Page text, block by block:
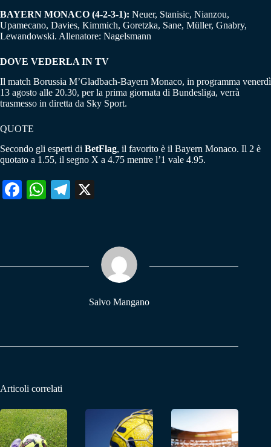
BAYERN MONACO (4-2-3-1): Neuer, Stanisic, Nianzou,
Upamecano, Davies, Kimmich, Goretzka, Sane, Müller, Gnabry,
Lewandowski. Allenatore: Nagelsmann
DOVE VEDERLA IN TV
Il match Borussia M’Gladbach-Bayern Monaco, in programma venerdì
13 agosto alle 20.30, per la prima giornata di Bundesliga, verrà
trasmesso in diretta da Sky Sport.
QUOTE
Secondo gli esperti di BetFlag, il favorito è il Bayern Monaco. Il 2 è
quotato a 1.55, il segno X a 4.75 mentre l’1 vale 4.95.
Fa W
pp
Te
m
Salvo Mangano
Articoli correlati